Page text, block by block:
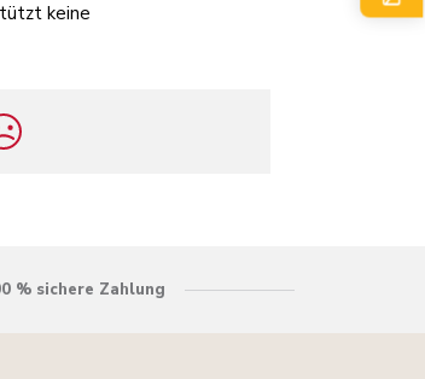
keine
% sichere Zahlung